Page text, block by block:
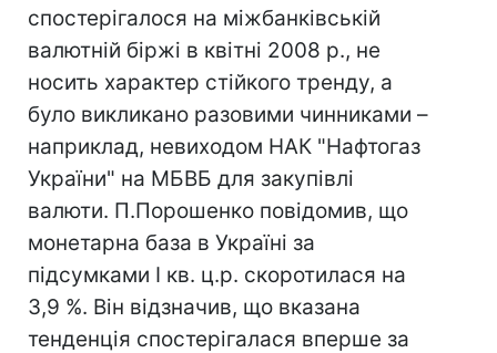
спостерігалося на міжбанківській
валютній біржі в квітні 2008 р., не
носить характер стійкого тренду, а
було викликано разовими чинниками –
наприклад, невиходом НАК "Нафтогаз
України" на МБВБ для закупівлі
валюти. П.Порошенко повідомив, що
монетарна база в Україні за
підсумками I кв. ц.р. скоротилася на
3,9 %. Він відзначив, що вказана
тенденція спостерігалася вперше за